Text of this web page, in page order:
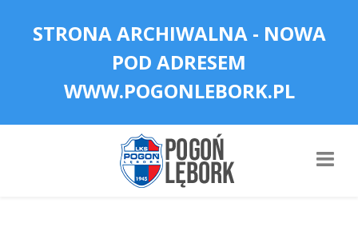
STRONA ARCHIWALNA - NOWA
POD ADRESEM
WWW.POGONLEBORK.PL